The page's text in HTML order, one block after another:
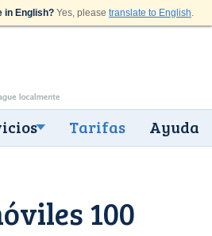
in English? Yes, please translate to English.
Tarifas Ayuda
100